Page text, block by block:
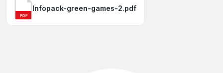
PDF
Infopack-green-games-2.pdf